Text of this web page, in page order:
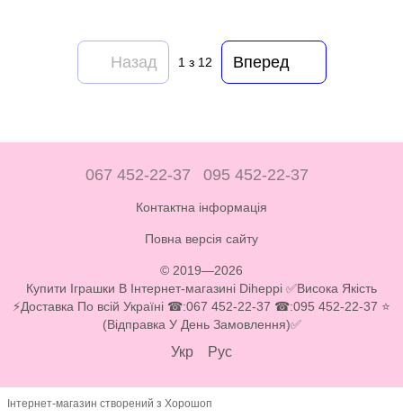
Назад 1з 12 Вперед
067 452-22-37 095 452-22-37
Контактна інформація
Повна версія сайту
© 2019—2026
Купити Іграшки В Інтернет-магазині Diheppi ✅Висока Якість
⚡Доставка По всій Україні ☎:067 452-22-37 ☎:095 452-22-37 ⭐
(Відправка У День Замовлення)✅
Укр Рус
Інтернет-магазин створений з Хорошоп